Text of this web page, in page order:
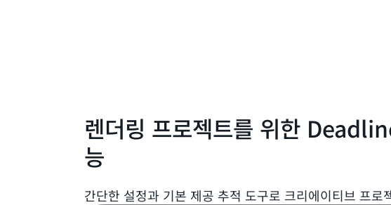
렌더링 프로젝트를 위한
능
간단한 설정과 기본 제공 추적 도구로 크리에이티브 프로